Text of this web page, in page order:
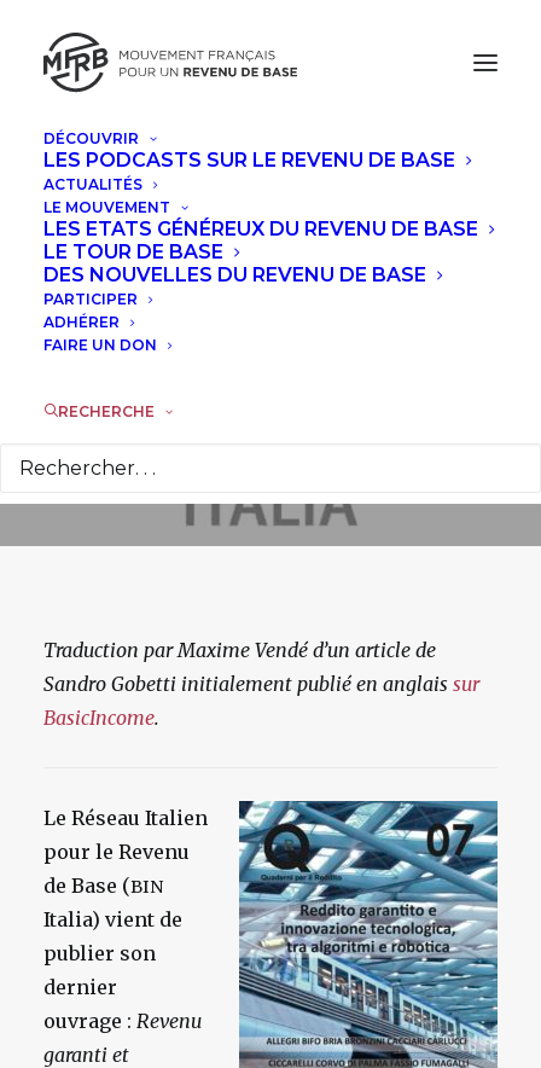
DÉCOUVRIR
LES PODCASTS SUR LE REVENU DE BASE
ACTUALITÉS
LE MOUVEMENT
LES ETATS GÉNÉREUX DU REVENU DE BASE
LE TOUR DE BASE
DES NOUVELLES DU REVENU DE BASE
PARTICIPER
ADHÉRER
FAIRE UN DON
RECHERCHE
Livre : Revenu
garanti et innovation
technologique, entre
algorithmique et
robotique
24 AVRIL 2017
Traduction par Maxime Vendé d’un article de
Sandro Gobetti initialement publié en anglais sur
BasicIncome.
Le Réseau Italien
pour le Revenu
de Base (BIN
Italia) vient de
publier son
dernier
ouvrage : Revenu
garanti et